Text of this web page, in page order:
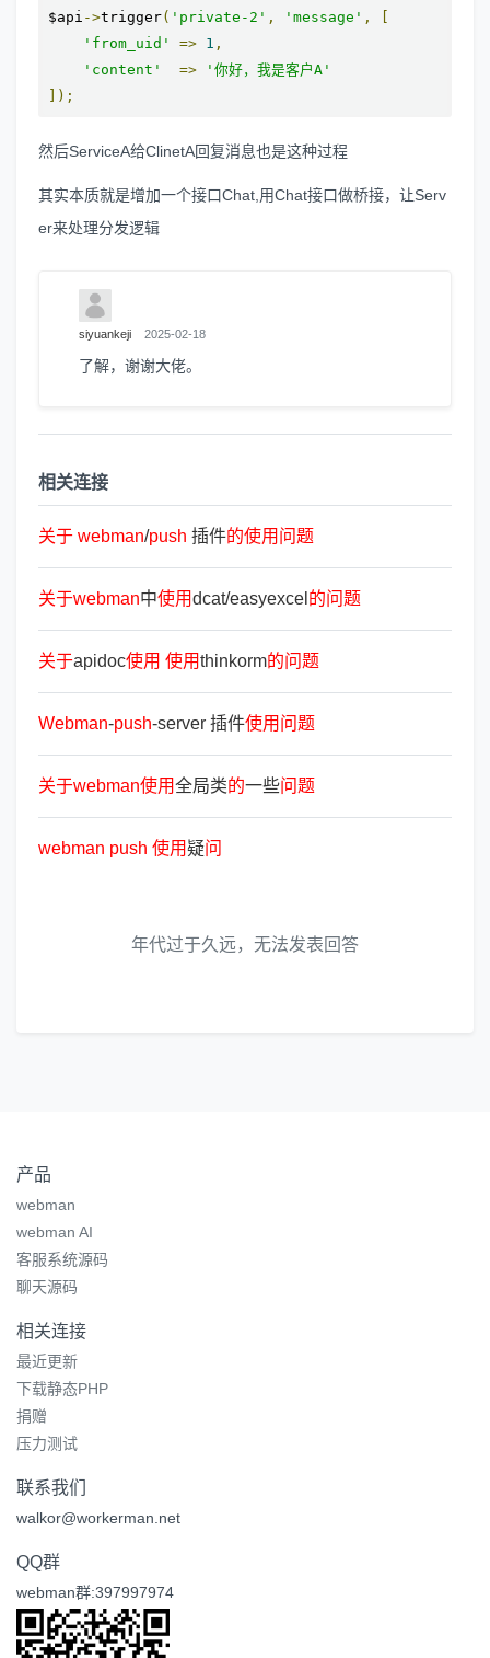
$api ->trigger( 'private-2' , 'message' ,
[
'from_uid'
=> 1 ,
'content'
=>
'你好，我是客户A'
]);
然后ServiceA给ClinetA回复消息也是这种过程
其实本质就是增加一个接口Chat,用Chat接口做桥接，让Serv
er来处理分发逻辑
siyuankeji 2025-02-18
了解，谢谢大佬。
相关连接
关于 webman/push 插件的使用 问题
关于webman中使用dcat/easyexcel 的问题
关于apidoc使用 使用thinkorm的问题
Webman-push-server 插件使用 问题
关于webman使用全局类的一些问题
webman push 使用疑问
年代过于久远，无法发表回答
产品
webman
webman AI
客服系统源码
聊天源码
相关连接
最近更新
下载静态PHP
捐赠
压力测试
联系我们
walkor@workerman.net
QQ群
webman群:397997974